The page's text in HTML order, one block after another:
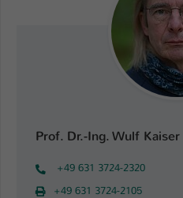
Prof. Dr.-Ing. Wulf Kaiser
+49 631 3724-2320
+49 631 3724-2105